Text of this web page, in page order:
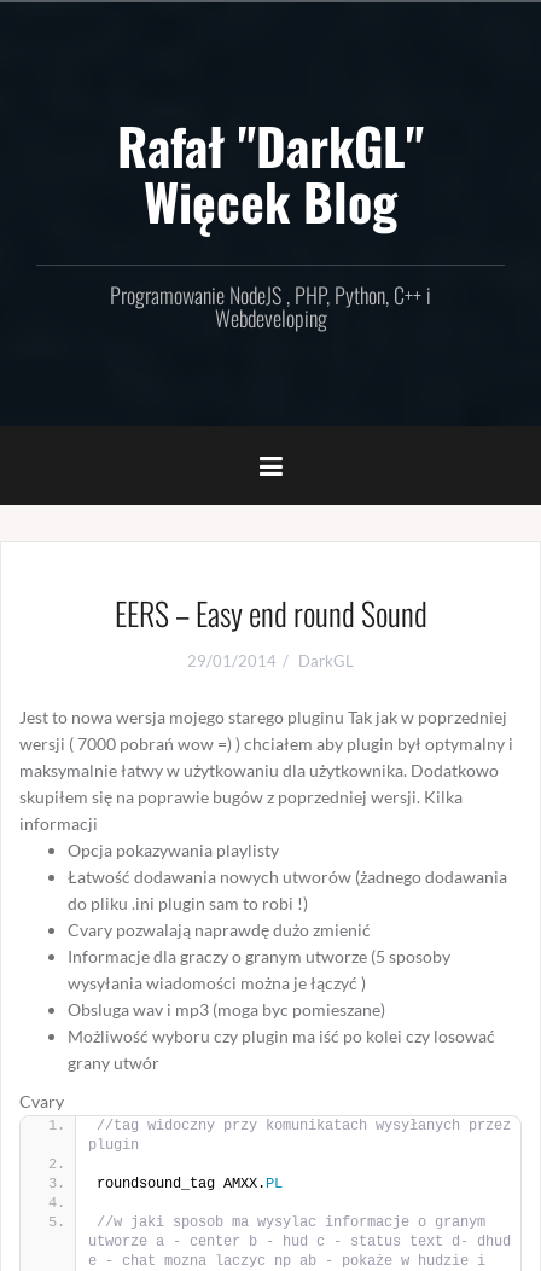
Rafał "DarkGL"
Więcek Blog
Programowanie NodeJS , PHP, Python, C++ i
Webdeveloping
EERS – Easy end round Sound
29/01/2014 DarkGL
Jest to nowa wersja mojego starego pluginu Tak jak w poprzedniej
wersji ( 7000 pobrań wow =) ) chciałem aby plugin był optymalny i
maksymalnie łatwy w użytkowaniu dla użytkownika. Dodatkowo
skupiłem się na poprawie bugów z poprzedniej wersji. Kilka
informacji
Opcja pokazywania playlisty
Łatwość dodawania nowych utworów (żadnego dodawania
do pliku .ini plugin sam to robi !)
Cvary pozwalają naprawdę dużo zmienić
Informacje dla graczy o granym utworze (5 sposoby
wysyłania wiadomości można je łączyć )
Obsluga wav i mp3 (moga byc pomieszane)
Możliwość wyboru czy plugin ma iść po kolei czy losować
grany utwór
Cvary
//tag widoczny przy komunikatach wysyłanych przez
plugin
roundsound_tag AMXX. PL
//w jaki sposob ma wysylac informacje o granym
utworze a - center b - hud c - status text d- dhud
e - chat mozna laczyc np ab - pokaże w hudzie i